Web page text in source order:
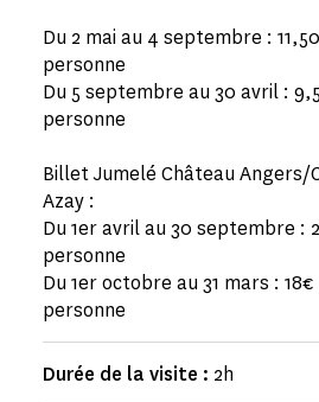
Du 2 mai au 4 septembre :
personne
Du 5 septembre au 30 avril :
personne
Billet Jumelé Château Angers/
Azay :
Du 1er avril au 30 septembre :
personne
Du 1er octobre au 31 mars :
personne
Durée de la visite : 2h